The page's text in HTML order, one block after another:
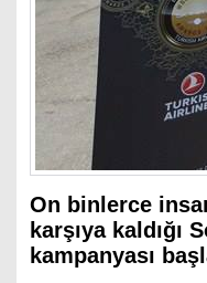
On binlerce
karşıya kaldığı
kampanyası